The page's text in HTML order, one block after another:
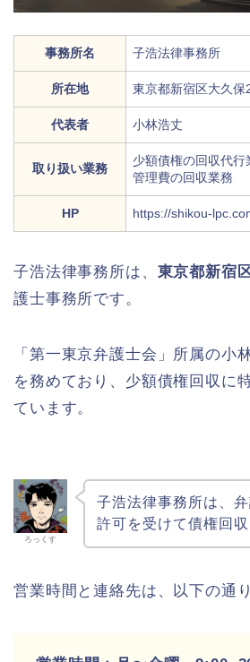
事務所名 子浩法律事務所
所在地 東京都新宿区大久
代表者 小林浩丈
取り扱い業務
少額債権の回収代
管理費の回収業務
HP https://shikou-
子浩法律事務所は、 東京都新宿
護士事務所です。
「第一東京弁護士会」所属の小
を務めており、少額債権回収に
ています。
ろっくす
子浩法律事務所は、
許可を受けて債権回収
営業時間と連絡先は、以下の通り